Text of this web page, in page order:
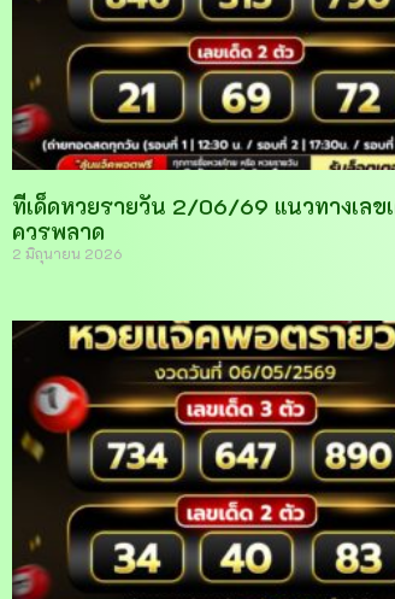
ทีเด็ดหวยรายวัน 2/06/69 แนวทางเลข
ควรพลาด
2 มิถุนายน 2026